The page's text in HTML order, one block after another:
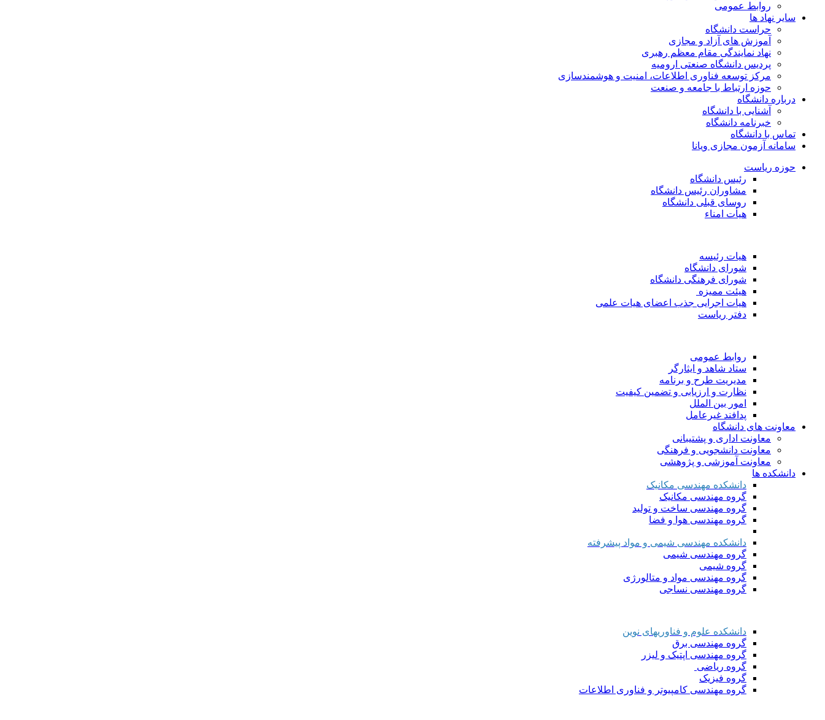
روابط عمومی
سایر نهاد ها
حراست دانشگاه
آموزش های آزاد و مجازی
نهاد نمایندگی مقام معظم رهبری
پردیس دانشگاه صنعتی ارومیه
مرکز توسعه فناوری اطلاعات، امنیت و هوشمندسازی
حوزه ارتباط با جامعه و صنعت
درباره دانشگاه
آشنایی با دانشگاه
خبرنامه دانشگاه
تماس با دانشگاه
سامانه آزمون مجازی ویانا
حوزه ریاست
رئیس دانشگاه
مشاوران رئیس دانشگاه
روسای قبلی دانشگاه
هیأت امناء
هیات رئیسه
شورای دانشگاه
شورای فرهنگی دانشگاه
هیئت ممیزه
هیات اجرایی جذب اعضای هیات علمی
دفتر ریاست
روابط عمومی
ستاد شاهد و ایثارگر
مدیریت طرح و برنامه
نظارت و ارزیابی و تضمین کیفیت
امور بین الملل
پدافند غیرعامل
معاونت های دانشگاه
معاونت اداری و پشتیبانی
معاونت دانشجویی و فرهنگی
معاونت آموزشی و پژوهشی
دانشکده ها
دانشکده مهندسی مکانیک
گروه مهندسی مکانیک
گروه مهندسی ساخت و تولید
گروه مهندسی هوا و فضا
دانشکده مهندسی شیمی و مواد پیشرفته
گروه مهندسی شیمی
گروه شیمی
گروه مهندسی مواد و متالورژی
گروه مهندسی نساجی
دانشکده علوم و فناوریهای نوین
گروه مهندسی برق
گروه مهندسی اپتیک و لیزر
گروه ریاضی
گروه فیزیک
گروه مهندسی کامپیوتر و فناوری اطلاعات